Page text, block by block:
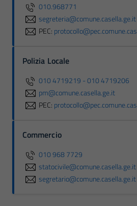
010.968771
segreteria@comune.casella.ge.it
PEC:
Polizia Locale
010 4719219 - 010 4719206
pm@comune.casella.ge.it
PEC:
Commercio
010 968 7729
statocivile@comune.casella.ge.it
segretario@comune.casella.ge.it